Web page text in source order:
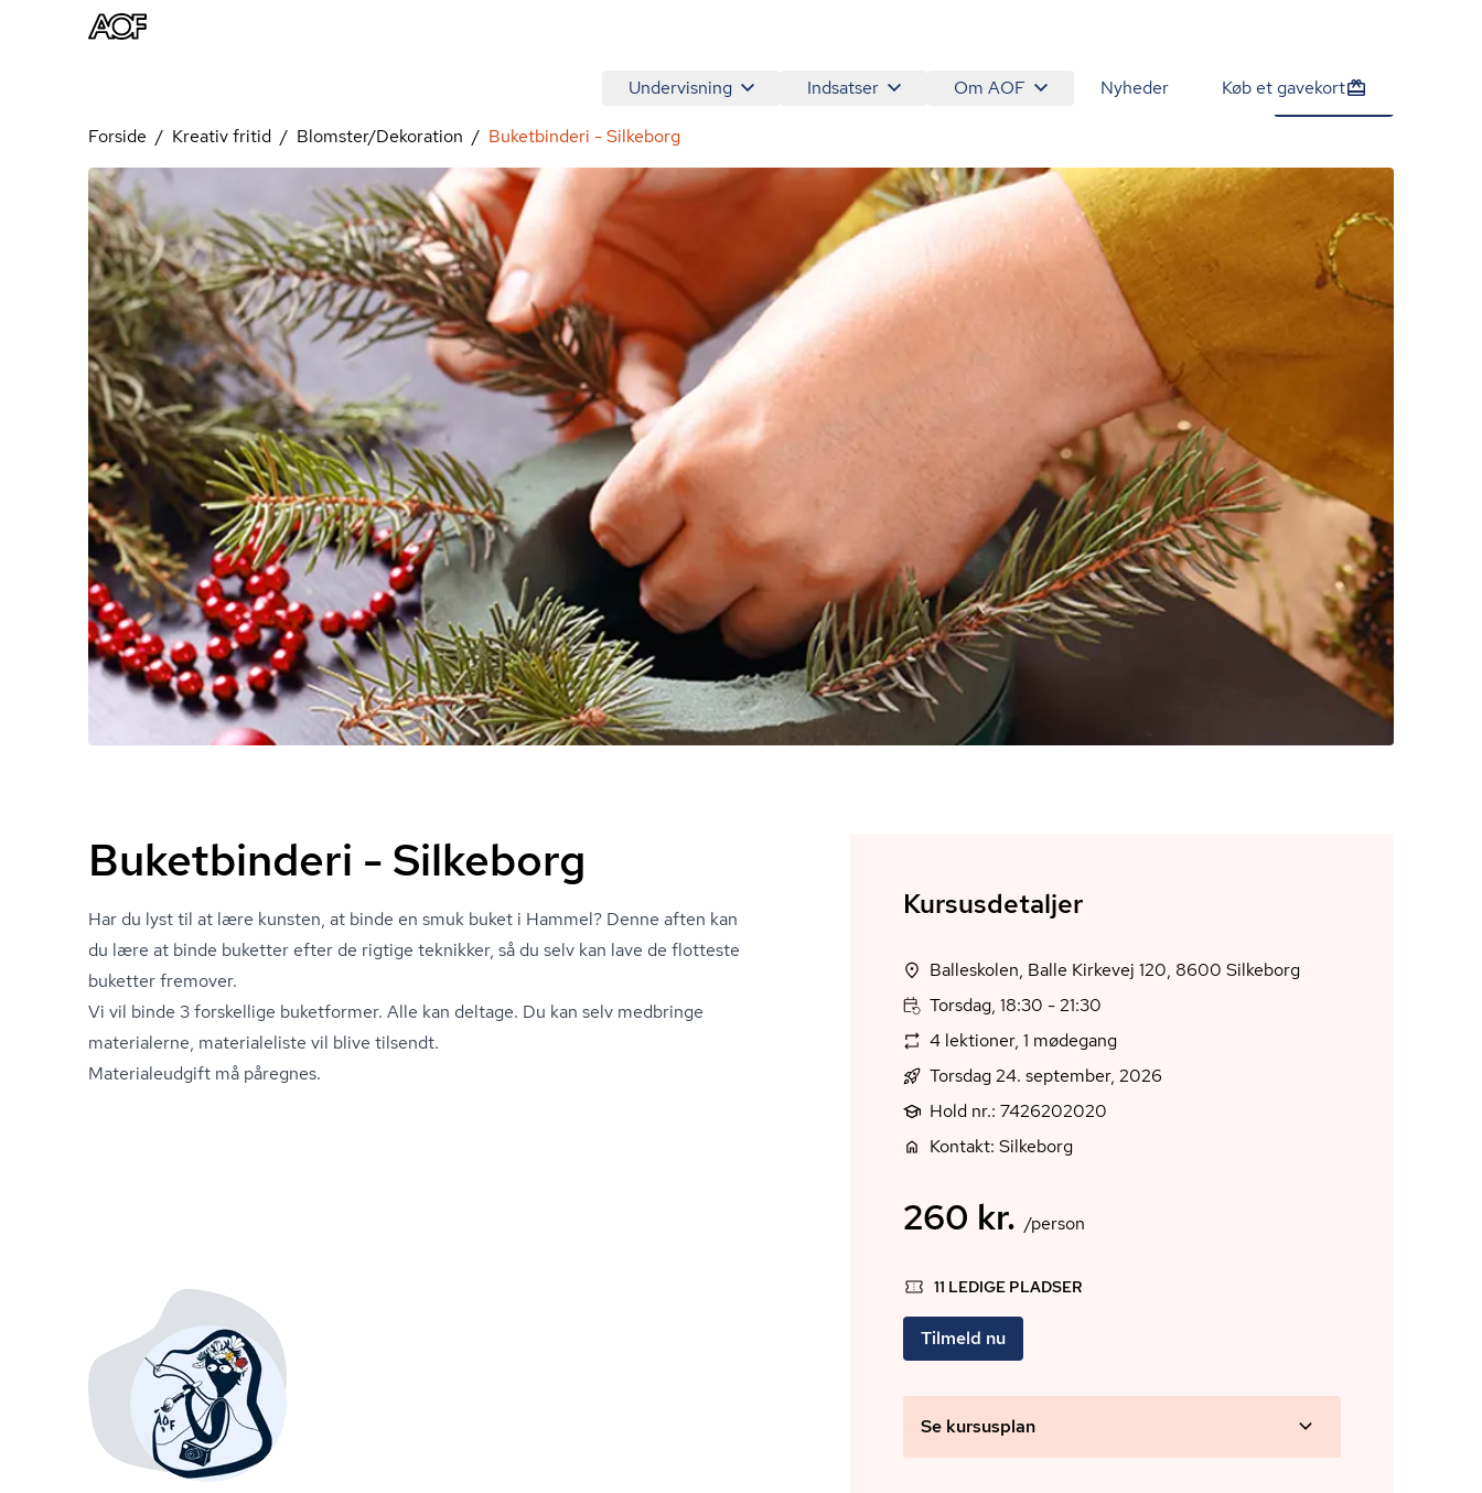
Undervisning Indsatser Om AOF Nyheder Køb et gavekort
Forside Kreativ fritid Blomster/Dekoration Buketbinderi - Silkeborg
260 kr. /person Tilmeld nu
Buketbinderi - Silkeborg
Har du lyst til at lære kunsten, at binde en smuk buket i Hammel? Denne aften kan
du lære at binde buketter efter de rigtige teknikker, så du selv kan lave de flotteste
buketter fremover.
Vi vil binde 3 forskellige buketformer. Alle kan deltage. Du kan selv medbringe
materialerne, materialeliste vil blive tilsendt.
Ma­te­ri­aleud­gift må påregnes.
Kursusdetaljer
Balleskolen, Balle Kirkevej 120, 8600 Silkeborg
Torsdag, 18:30 - 21:30
4 lektioner, 1 mødegang
Torsdag 24. september, 2026
Hold nr.: 7426202020
Kontakt: Silkeborg
260 kr. /person
11 LEDIGE PLADSER
Tilmeld nu
Se kursusplan